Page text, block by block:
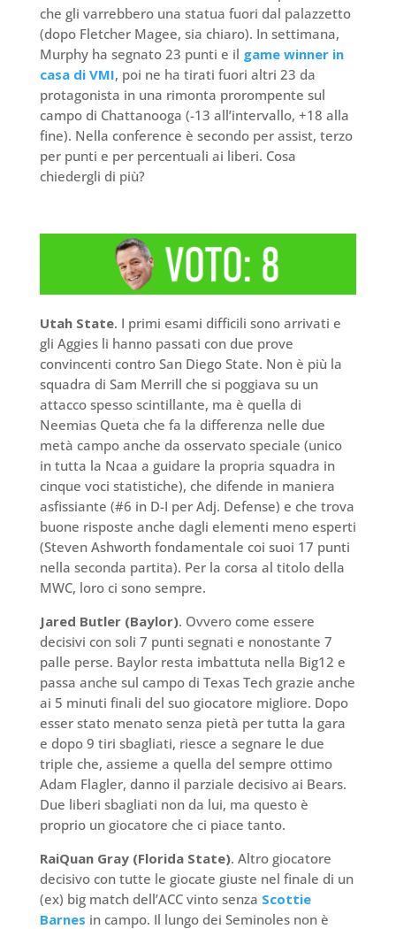
che gli varrebbero una statua fuori dal palazzetto
(dopo Fletcher Magee, sia chiaro). In settimana,
Murphy ha segnato 23 punti e il game winner in
casa di VMI, poi ne ha tirati fuori altri 23 da
protagonista in una rimonta prorompente sul
campo di Chattanooga (-13 all’intervallo, +18 alla
fine). Nella conference è secondo per assist, terzo
per punti e per percentuali ai liberi. Cosa
chiedergli di più?
Utah State. I primi esami difficili sono arrivati e
gli Aggies li hanno passati con due prove
convincenti contro San Diego State. Non è più la
squadra di Sam Merrill che si poggiava su un
attacco spesso scintillante, ma è quella di
Neemias Queta che fa la differenza nelle due
metà campo anche da osservato speciale (unico
in tutta la Ncaa a guidare la propria squadra in
cinque voci statistiche), che difende in maniera
asfissiante (#6 in D-I per Adj. Defense) e che trova
buone risposte anche dagli elementi meno esperti
(Steven Ashworth fondamentale coi suoi 17 punti
nella seconda partita). Per la corsa al titolo della
MWC, loro ci sono sempre.
Jared Butler (Baylor). Ovvero come essere
decisivi con soli 7 punti segnati e nonostante 7
palle perse. Baylor resta imbattuta nella Big12 e
passa anche sul campo di Texas Tech grazie anche
ai 5 minuti finali del suo giocatore migliore. Dopo
esser stato menato senza pietà per tutta la gara
e dopo 9 tiri sbagliati, riesce a segnare le due
triple che, assieme a quella del sempre ottimo
Adam Flagler, danno il parziale decisivo ai Bears.
Due liberi sbagliati non da lui, ma questo è
proprio un giocatore che ci piace tanto.
RaiQuan Gray (Florida State). Altro giocatore
decisivo con tutte le giocate giuste nel finale di un
(ex) big match dell’ACC vinto senza Scottie
Barnes in campo. Il lungo dei Seminoles non è